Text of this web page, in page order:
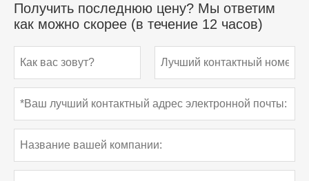
Получить последнюю цену? Мы ответим
как можно скорее (в течение 12 часов)